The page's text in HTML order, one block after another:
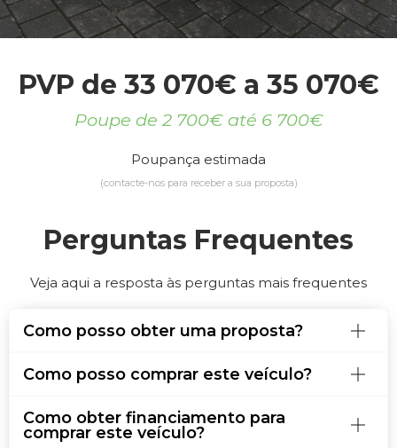
PVP de 33 070€ a 35 070€
Poupe de 2 700€ até 6 700€
Poupança estimada
(contacte-nos para receber a sua proposta)
Perguntas Frequentes
Veja aqui a resposta às perguntas mais frequentes
Como posso obter uma proposta?
Como posso comprar este veículo?
Como obter financiamento para
comprar este veículo?